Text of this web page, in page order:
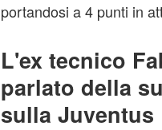
portandosi a 4 punti in
L'ex tecnico
parlato della
sulla Juventus